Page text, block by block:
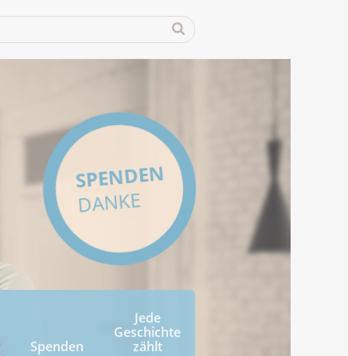
SPENDEN
DANKE
Spenden
Jede
Geschichte
zählt